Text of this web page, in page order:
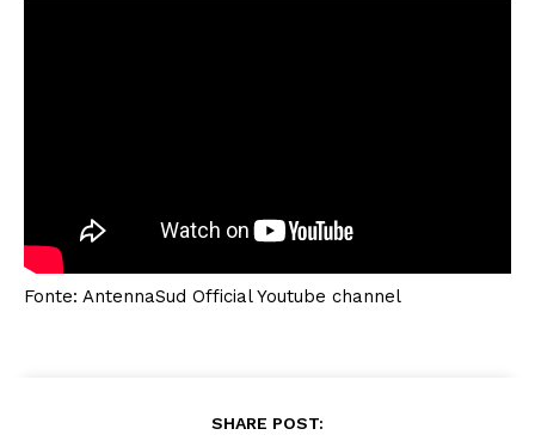
Fonte: AntennaSud Official Youtube channel
SHARE POST: